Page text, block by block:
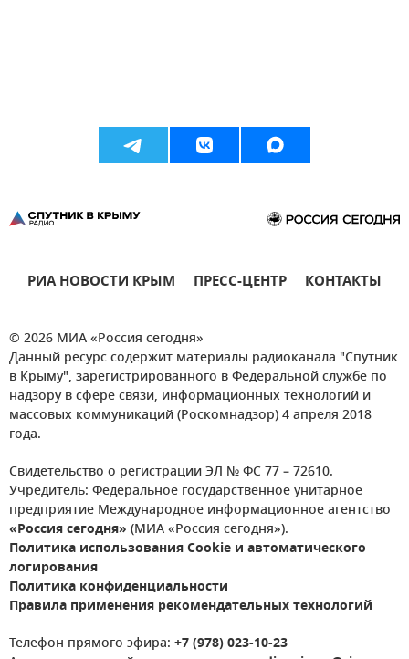
РИА НОВОСТИ КРЫМ ПРЕСС-ЦЕНТР КОНТАКТЫ
© 2026 МИА «Россия сегодня»
Данный ресурс содержит материалы радиоканала "Спутник
в Крыму", зарегистрированного в Федеральной службе по
надзору в сфере связи, информационных технологий и
массовых коммуникаций (Роскомнадзор) 4 апреля 2018
года.
Свидетельство о регистрации ЭЛ № ФС 77 – 72610.
Учредитель: Федеральное государственное унитарное
предприятие Международное информационное агентство
«Россия сегодня» (МИА «Россия сегодня»).
Политика использования Cookie и автоматического
логирования
Политика конфиденциальности
Правила применения рекомендательных технологий
Телефон прямого эфира: +7 (978) 023-10-23